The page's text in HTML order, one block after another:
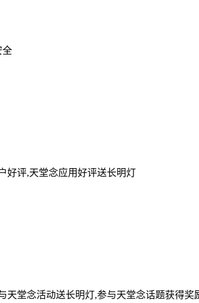
全
好评,天堂念应用好评送长明灯
天堂念活动送长明灯,参与天堂念话题获得奖